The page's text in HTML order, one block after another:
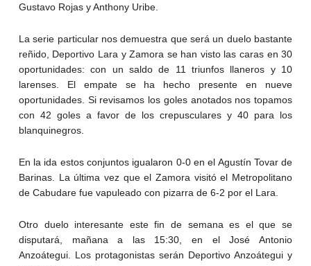
Gustavo Rojas y Anthony Uribe.
La serie particular nos demuestra que será un duelo bastante
reñido, Deportivo Lara y Zamora se han visto las caras en 30
oportunidades: con un saldo de 11 triunfos llaneros y 10
larenses. El empate se ha hecho presente en nueve
oportunidades. Si revisamos los goles anotados nos topamos
con 42 goles a favor de los crepusculares y 40 para los
blanquinegros.
En la ida estos conjuntos igualaron 0-0 en el Agustín Tovar de
Barinas. La última vez que el Zamora visitó el Metropolitano
de Cabudare fue vapuleado con pizarra de 6-2 por el Lara.
Otro duelo interesante este fin de semana es el que se
disputará, mañana a las 15:30, en el José Antonio
Anzoátegui. Los protagonistas serán Deportivo Anzoátegui y